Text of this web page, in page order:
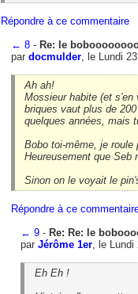
Répondre à ce commentaire
← 8- Re: le
par docmulder, le Lundi
Ah ah!
Mossieur habite (et s'en
briques vaut plus de
quelques années, mais
Bobo toi-même, je
Heureusement que Seb
Sinon on le voyait le
Répondre à ce
← 9 - Re: Re: le
parJérôme 1er, le Lundi
Eh Eh !